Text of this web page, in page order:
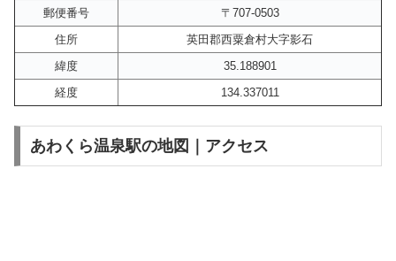
郵便番号
〒707-0503
住所
英田郡西粟倉村大字影石
緯度
35.188901
経度
134.337011
あわくら温泉駅の地図｜アクセス